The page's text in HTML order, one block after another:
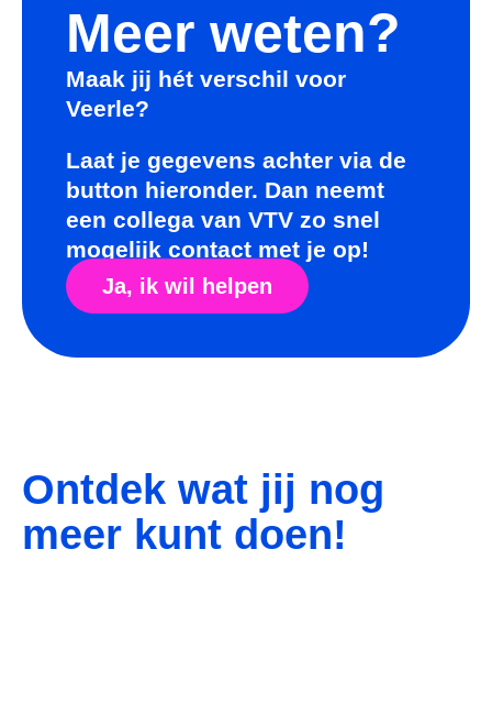
Meer weten?
Maak jij hét verschil voor
Veerle?
Laat je gegevens achter via de
button hieronder. Dan neemt
een collega van VTV zo snel
mogelijk contact met je op!
Ja, ik wil helpen
Ontdek wat jij nog
meer kunt doen!